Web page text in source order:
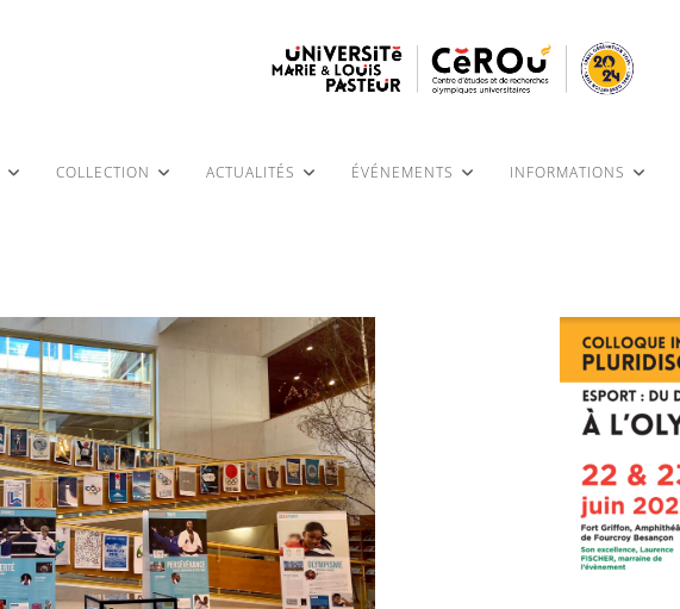
COLLECTION ACTUALITÉS ÉVÉNEMENTS INFORMATIONS